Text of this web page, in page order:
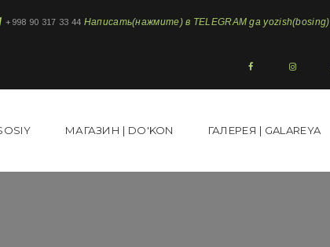
+998 90 317 33 44 Написать(нажмите) в TELEGRAM ga yozish(bosing)
МАГАЗИН | DO'KON ГАЛЕРЕЯ | GALAREYA